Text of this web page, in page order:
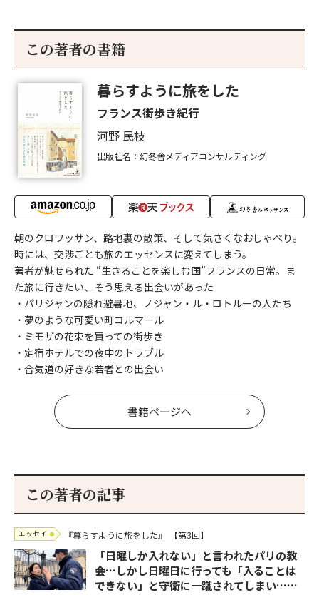
この著者の書籍
暮らすように旅をした
フランス街歩き紀行
河野 民枝
出版社名：幻冬舎メディアコンサルティング
朝のクロワッサン、路地裏の散策、そして気さくなおしゃべり。
時には、交渉ごとも旅のエッセンスに変えてしまう。
著者が魅せられた “生きることを楽しむ国”フランスの日常。ま
た旅に行きたい、そう思える出会いがあった
・パリジャンの隠れ避暑地、ノジャン・ル・ロトルーの人たち
・夢のような可愛い町コルマール
・ミモザの花束を買っての街歩き
・定宿ホテルでの夜中のトラブル
・合気道の好きな若者との出会い
書籍ページへ
この著者の記事
エッセイ 『暮らすように旅をした』 【第3回】
「日曜しか入れない」と言われたパリの教
会…しかし日曜日に行っても「入ることは
できない」と守衛に一蹴されてしまい……